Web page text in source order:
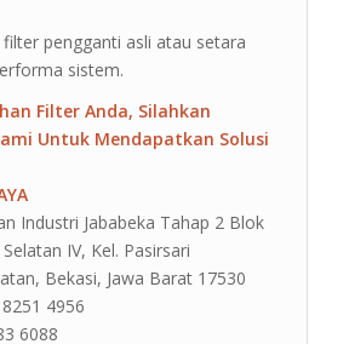
filter pengganti asli atau setara
sistem.
Filter Anda, Silahkan
Untuk Mendapatkan Solusi
Industri Jababeka Tahap 2 Blok
IV, Kel. Pasirsari
Bekasi, Jawa Barat 17530
4956
6088